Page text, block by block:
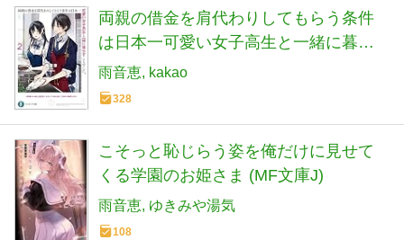
両親の借金を肩代わりしてもらう条件
は日本一可愛い女子高生と一緒に暮ら
すことでした。2 (ファンタジア文庫)
雨音恵 kakao
328
こそっと恥じらう姿を俺だけに見せて
くる学園のお姫さま (MF文庫J)
雨音恵 ゆきみや湯気
108